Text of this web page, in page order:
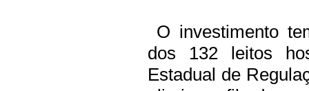
O investimento
dos 132 leitos
Estadual de